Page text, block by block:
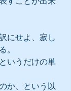
にせよ、寂し
。
いうだけの単
か、という以